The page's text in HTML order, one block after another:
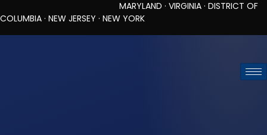
MARYLAND · VIRGINIA · DISTRICT OF
COLUMBIA · NEW JERSEY · NEW YORK